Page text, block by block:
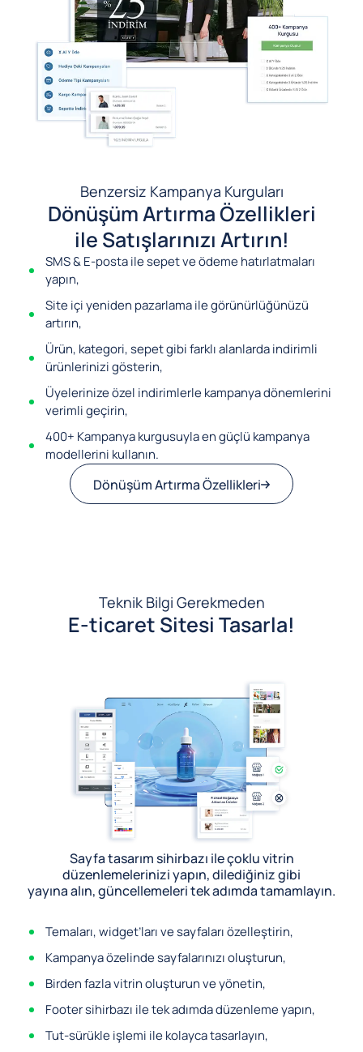
Benzersiz Kampanya Kurguları
Dönüşüm Artırma Özellikleri
ile Satışlarınızı Artırın!
SMS & E-posta ile sepet ve ödeme hatırlatmaları
yapın,
Site içi yeniden pazarlama ile görünürlüğünüzü
artırın,
Ürün, kategori, sepet gibi farklı alanlarda indirimli
ürünlerinizi gösterin,
Üyelerinize özel indirimlerle kampanya dönemlerini
verimli geçirin,
400+ Kampanya kurgusuyla en güçlü kampanya
modellerini kullanın.
Dönüşüm Artırma Özellikleri
Teknik Bilgi Gerekmeden
E-ticaret Sitesi Tasarla!
Sayfa tasarım sihirbazı ile çoklu vitrin
düzenlemelerinizi yapın, dilediğiniz gibi
yayına alın, güncellemeleri tek adımda tamamlayın.
Temaları, widget’ları ve sayfaları özelleştirin,
Kampanya özelinde sayfalarınızı oluşturun,
Birden fazla vitrin oluşturun ve yönetin,
Footer sihirbazı ile tek adımda düzenleme yapın,
Tut-sürükle işlemi ile kolayca tasarlayın,